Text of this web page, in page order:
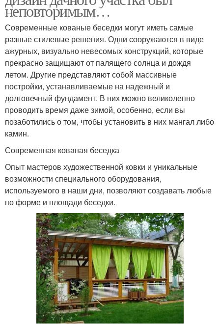
неповторимым…
Современные кованые беседки могут иметь самые
разные стилевые решения. Одни сооружаются в виде
ажурных, визуально невесомых конструкций, которые
прекрасно защищают от палящего солнца и дождя
летом. Другие представляют собой массивные
постройки, устанавливаемые на надежный и
долговечный фундамент. В них можно великолепно
проводить время даже зимой, особенно, если вы
позаботились о том, чтобы установить в них мангал либо
камин.
Современная кованая беседка
Опыт мастеров художественной ковки и уникальные
возможности специального оборудования,
используемого в наши дни, позволяют создавать любые
по форме и площади беседки.